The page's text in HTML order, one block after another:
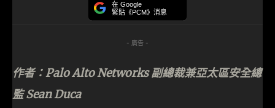
在 Google
緊貼《PCM》消息
- 廣告 -
作者：Palo Alto Networks 副總裁兼亞太區安全總
監 Sean Duca